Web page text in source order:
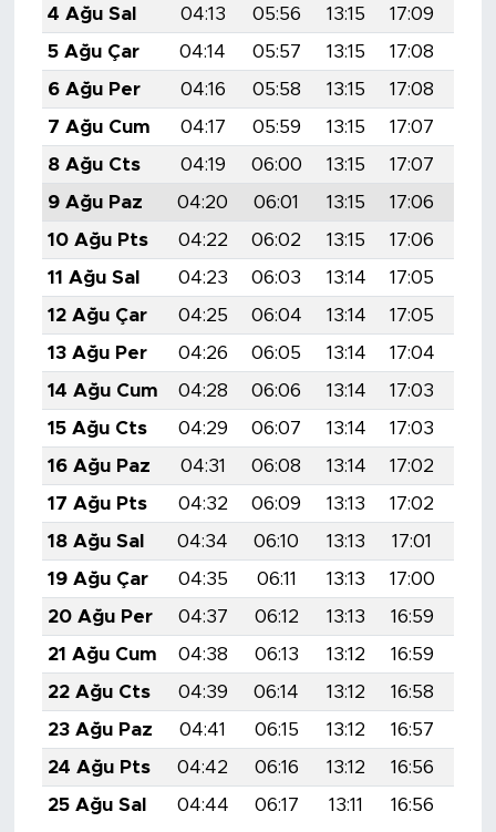
4 Ağu Sal
04:13 05:56 13:15 17:09
5 Ağu Çar
04:14 05:57 13:15 17:08
6 Ağu Per
04:16 05:58 13:15 17:08
7 Ağu Cum
04:17 05:59 13:15 17:07
8 Ağu Cts
04:19 06:00 13:15 17:07
9 Ağu Paz
04:20 06:01 13:15 17:06
10 Ağu Pts
04:22 06:02 13:15 17:06
11 Ağu Sal
04:23 06:03 13:14 17:05
12 Ağu Çar
04:25 06:04 13:14 17:05
13 Ağu Per
04:26 06:05 13:14 17:04
14 Ağu Cum
04:28 06:06 13:14 17:03
15 Ağu Cts
04:29 06:07 13:14 17:03
16 Ağu Paz
04:31 06:08 13:14 17:02
17 Ağu Pts
04:32 06:09 13:13 17:02
18 Ağu Sal
04:34 06:10 13:13 17:01
19 Ağu Çar
04:35 06:11 13:13 17:00
20 Ağu Per
04:37 06:12 13:13 16:59
21 Ağu Cum
04:38 06:13 13:12 16:59
22 Ağu Cts
04:39 06:14 13:12 16:58
23 Ağu Paz
04:41 06:15 13:12 16:57
24 Ağu Pts
04:42 06:16 13:12 16:56
25 Ağu Sal
04:44 06:17 13:11 16:56